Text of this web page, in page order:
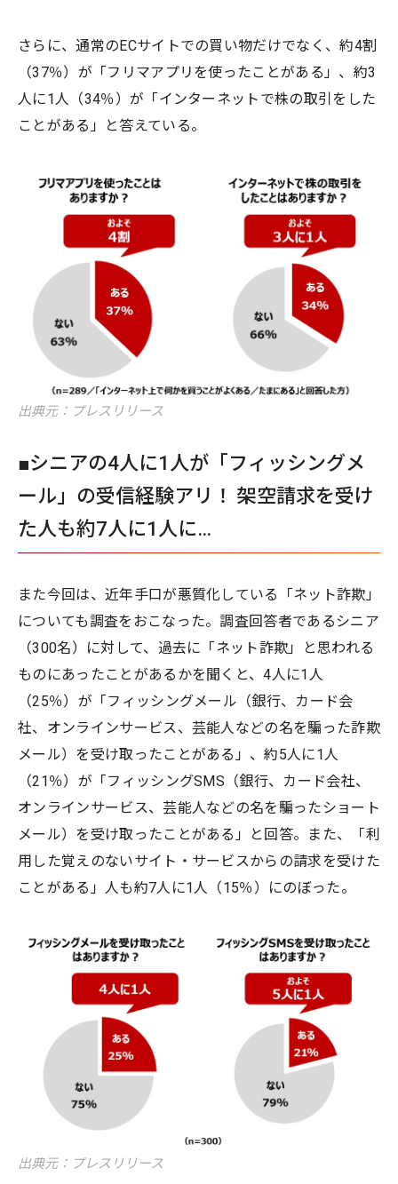
さらに、通常のECサイトでの買い物だけでなく、約4割
（37％）が「フリマアプリを使ったことがある」、約3
人に1人（34％）が「インターネットで株の取引をした
ことがある」と答えている。
出典元：プレスリリース
■シニアの4人に1人が「フィッシングメ
ール」の受信経験アリ！ 架空請求を受け
た人も約7人に1人に…
また今回は、近年手口が悪質化している「ネット詐欺」
についても調査をおこなった。調査回答者であるシニア
（300名）に対して、過去に「ネット詐欺」と思われる
ものにあったことがあるかを聞くと、4人に1人
（25％）が「フィッシングメール（銀行、カード会
社、オンラインサービス、芸能人などの名を騙った詐欺
メール）を受け取ったことがある」、約5人に1人
（21％）が「フィッシングSMS（銀行、カード会社、
オンラインサービス、芸能人などの名を騙ったショート
メール）を受け取ったことがある」と回答。また、「利
用した覚えのないサイト・サービスからの請求を受けた
ことがある」人も約7人に1人（15％）にのぼった。
出典元：プレスリリース